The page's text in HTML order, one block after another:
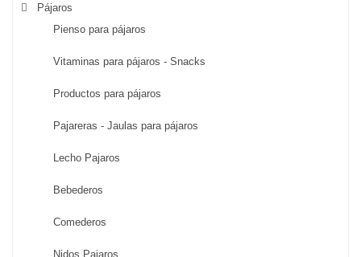
Pájaros
Pienso para pájaros
Vitaminas para pájaros - Snacks
Productos para pájaros
Pajareras - Jaulas para pájaros
Lecho Pajaros
Bebederos
Comederos
Nidos Pajaros